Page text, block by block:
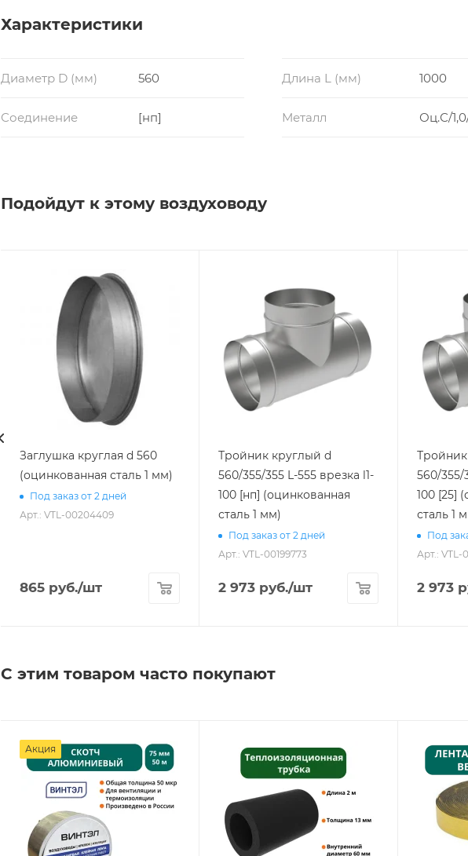
Характеристики
Диаметр D (мм) 560 Длина L (мм) 1000
Соединение [нп] Металл Оц.С/
Подойдут к этому воздуховоду
Заглушка круглая d 560
(оцинкованная сталь 1 мм)
Под заказ от 2 дней
Арт.: VTL-00204409
865 руб./шт
Тройник круглый d
560/355/355 L-555 врезка l1-
100 [нп] (оцинкованная
сталь 1 мм)
Под заказ от 2 дней
Арт.: VTL-00199773
2 973 руб./шт
560/355/
100 [25]
сталь 1
Под
Арт.: VTL-
2 973
С этим товаром часто покупают
Акция